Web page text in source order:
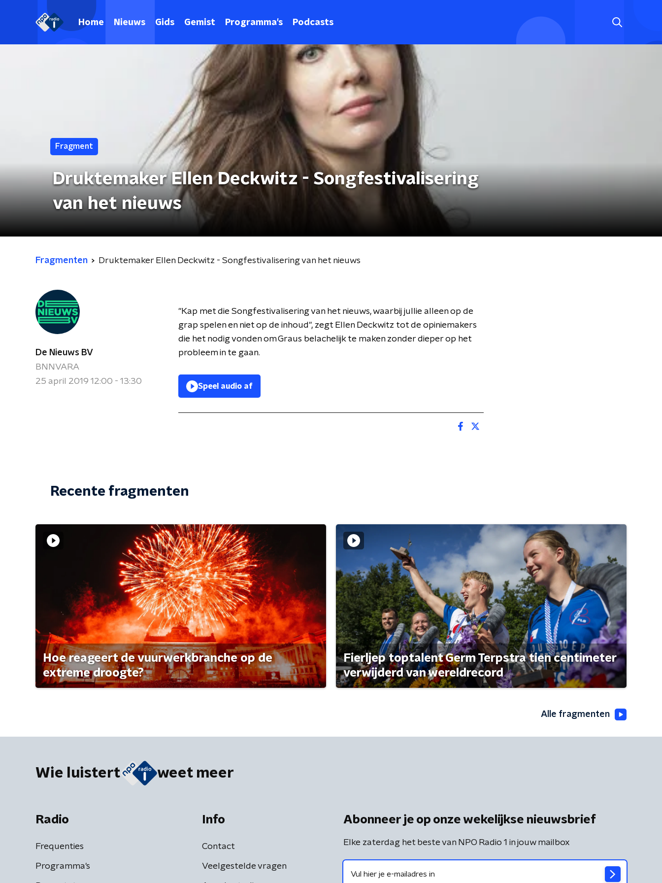
Home Nieuws Gids Gemist Programma's Podcasts
Fragment
Druktemaker Ellen Deckwitz - Songfestivalisering
van het nieuws
Fragmenten Druktemaker Ellen Deckwitz - Songfestivalisering van het nieuws
De Nieuws BV
BNNVARA
25 april 2019 12:00 - 13:30
"Kap met die Songfestivalisering van het nieuws, waarbij jullie alleen op de
grap spelen en niet op de inhoud", zegt Ellen Deckwitz tot de opiniemakers
die het nodig vonden om Graus belachelijk te maken zonder dieper op het
probleem in te gaan.
Speel audio af
Recente fragmenten
Hoe reageert de vuurwerkbranche op de
extreme droogte?
Fierljep toptalent Germ Terpstra tien centimeter
verwijderd van wereldrecord
Alle fragmenten
Wie luistert weet meer
Radio
Frequenties
Programma's
Info
Contact
Veelgestelde vragen
Abonneer je op onze wekelijkse nieuwsbrief
Elke zaterdag het beste van NPO Radio 1 in jouw mailbox